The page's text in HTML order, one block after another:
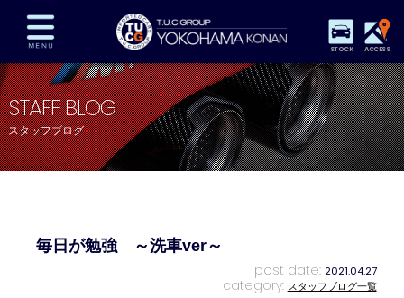
STOCK ACCESS
在庫車両情報 保証&サービス パーツリスト
TUCとは？ 店舗情報 アクセスマップ
全国納車 特別作業 注文販売
STAFF BLOG
スタッフブログ
毎日が勉強 ～洗車ver～
post date: 2021.04.27
category: スタッフブログ一覧